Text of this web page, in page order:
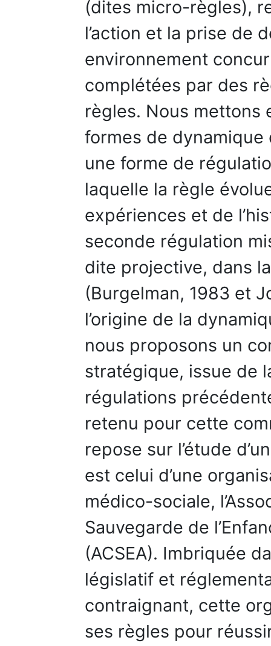
(dites micro-règles),
l’action et la prise de
environnement
complétées par des
règles. Nous mettons
formes de
une forme de
laquelle la règle
expériences et de
seconde régulation
dite projective, dans
(Burgelman, 1983 et
l’origine de la
nous proposons un
stratégique, issue de
régulations
retenu pour cette
repose sur l’étude
est celui d’une
médico-sociale,
Sauvegarde de
(ACSEA). Imbriquée
législatif et
contraignant, cette
ses règles pour